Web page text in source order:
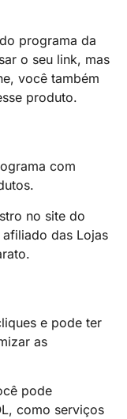
programa da
o seu link, mas
você também
produto.
com
no site do
das Lojas
e pode ter
as
pode
como serviços